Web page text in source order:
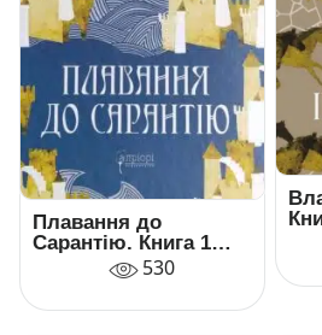
Плавання до
Сарантію. Книга 1
(Сарантійська
мозаїка)
530